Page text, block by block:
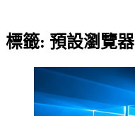
標籤: 預設瀏覽器